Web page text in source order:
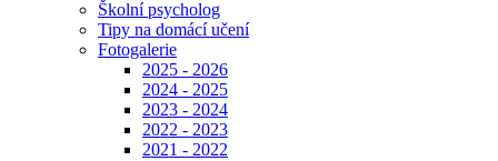
Školní psycholog
Tipy na domácí učení
Fotogalerie
2025 - 2026
2024 - 2025
2023 - 2024
2022 - 2023
2021 - 2022